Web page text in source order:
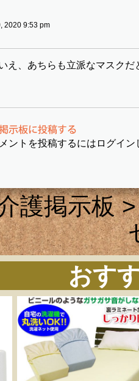
2020 9:53 pm
え、あちらも立派なマスクだ
ントを投稿するにはログイン
護掲示板>
おす